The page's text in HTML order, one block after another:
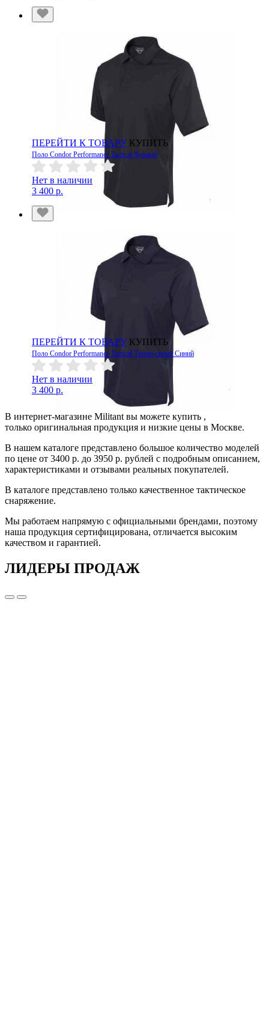
ПЕРЕЙТИ К ТОВАРУ КУПИТЬ
Поло Condor Performance Tactical Черный
Нет в наличии
3 400 р.
ПЕРЕЙТИ К ТОВАРУ КУПИТЬ
Поло Condor Performance Tactical Темно-синий Синий
Нет в наличии
3 400 р.
В интернет-магазине Militant вы можете купить ,
только оригинальная продукция и низкие цены в Москве.
В нашем каталоге представлено большое количество моделей
по цене от 3400 р. до 3950 р. рублей с подробным описанием,
характеристиками и отзывами реальных покупателей.
В каталоге представлено только качественное тактическое
снаряжение.
Мы работаем напрямую с официальными брендами, поэтому
наша продукция сертифицирована, отличается высоким
качеством и гарантией.
ЛИДЕРЫ ПРОДАЖ